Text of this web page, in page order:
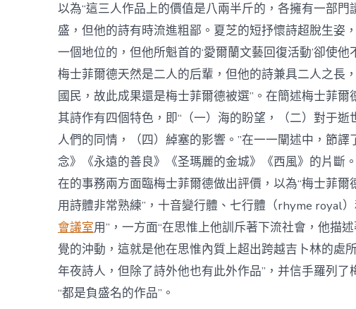
以為“這三人作品上的價值是八兩半斤的，各擁有一部
盛，但他的詩有時流進粗鄙。夏芝的短抒懷詩超脫生姿
一個地位的，但他所魁首的‘愛爾蘭文藝回復活動’卻使
梅士菲爾德天然是二人的后輩，但他的詩兼具二人之長
國民，故此成果還是梅士菲爾德被選”。在簡述梅士菲
其詩作有四個特色，即“（一）海的盼望，（二）對于
人們的同情，（四）綽塞的影響。”在一一闡述中，節
念》《永遠的善良》《圣瑪麗的金城》《西風》的片斷
在的事務兩方面臨梅士菲爾德做出評價，以為“梅士菲爾
用詩體非常熟練”，十音變行體、七行體（rhyme royal
會議室用”，一方面“在思惟上他訓斥著下流社會，他描
覺的沖動，這就是他在思惟內質上超出跨越吉卜林的處
年夜詩人，但除了詩外他也有此外作品”，并信手羅列
“都是負盛名的作品”。